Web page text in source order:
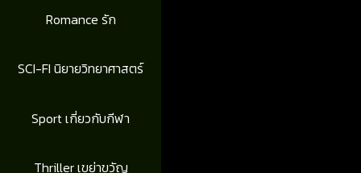
Romance รัก
SCI-FI นิยายวิทยาศาสตร์
Sport เกี่ยวกับกีฬา
Thriller เขย่าขวัญ